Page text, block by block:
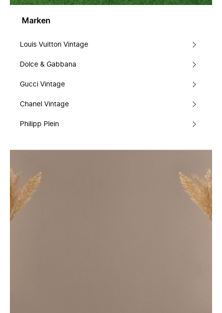
Marken
Louis Vuitton Vintage
Dolce & Gabbana
Gucci Vintage
Chanel Vintage
Philipp Plein